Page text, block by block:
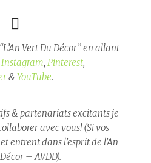
Vert Du Décor” en allant
Instagram,Pinterest,
&YouTube.
& partenariats excitants je
avec vous! (Si vos
entrent dans l’esprit de l’An
– AVDD).